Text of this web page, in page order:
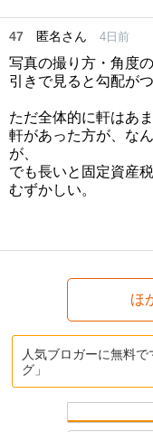
47 匿名さん 4日前
写真の撮り方・角度
引きで見ると勾配が
ただ全体的に軒はあ
軒があった方が、な
が、
でも長いと固定資産
むずかしい。
ほ
人気ブロガーに無料
グ」